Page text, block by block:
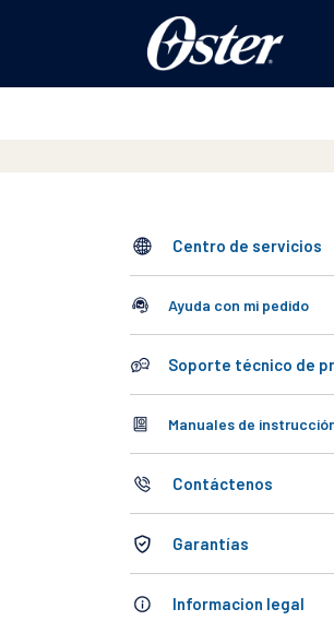
Centro de servicios
Ayuda con mi pedido
Soporte técnico de
Manuales de
Contáctenos
Garantías
Informacion legal
5.
6.
9.